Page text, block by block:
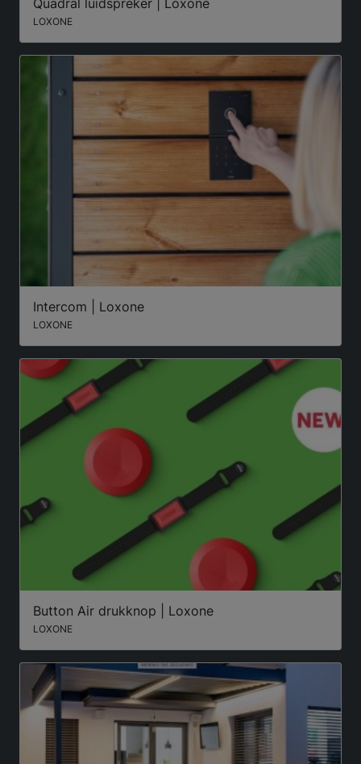
LOXONE
Intercom | Loxone
LOXONE
Button Air drukknop | Loxone
LOXONE